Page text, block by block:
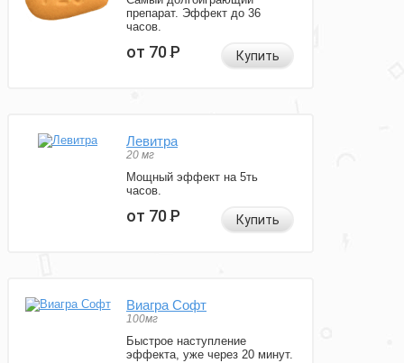
препарат. Эффект до 36
часов.
от 70Р Купить
Левитра
20 мг
Мощный эффект на 5ть
часов.
от 70Р Купить
Виагра Софт
100мг
Быстрое наступление
эффекта, уже через 20 минут.